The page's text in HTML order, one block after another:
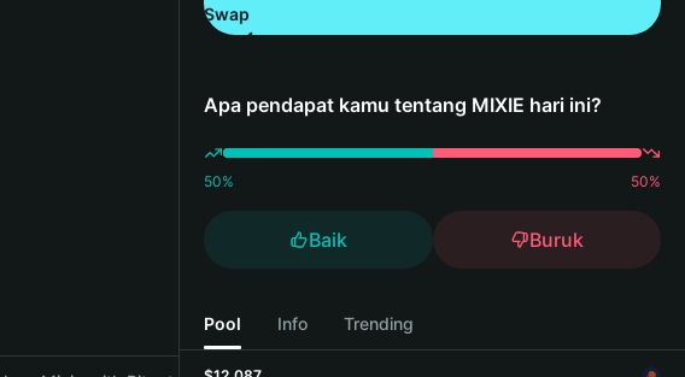
Swap
Apa pendapat kamu tentang MIXIE hari ini?
50% 50%
Baik Buruk
Pool Info Trending